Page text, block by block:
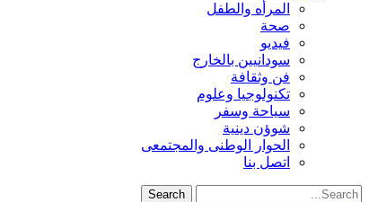
المرأه والطفل
صحة
فيديو
سودانيين بالخارج
فن وثقافة
تكنولوجيا وعلوم
سياحة وسفر
شوؤن دينية
الحوار الوطنى والمجتمعى
اتصل بنا